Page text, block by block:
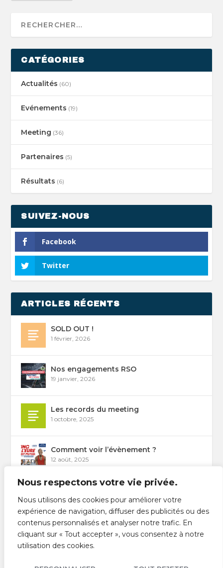
Nous respectons votre vie privée.
Nous utilisons des cookies pour améliorer votre
expérience de navigation, diffuser des publicités ou des
contenus personnalisés et analyser notre trafic. En
cliquant sur « Tout accepter », vous consentez à notre
utilisation des cookies.
CATÉGORIES
Actualités (60)
Evénements (19)
Meeting (36)
Partenaires (5)
Résultats (6)
SUIVEZ-NOUS
Facebook
Twitter
ARTICLES RÉCENTS
SOLD OUT !
1 février, 2026
Nos engagements RSO
19 janvier, 2026
Les records du meeting
1 octobre, 2025
Comment voir l’évènement ?
12 août, 2025
Les épreuves du Meeting 2026
31 juillet, 2025
Liste des engagés / Start list